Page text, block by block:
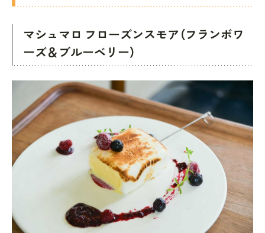
マシュマロ フローズンスモア（フランボワ
ーズ＆ブルーベリー）